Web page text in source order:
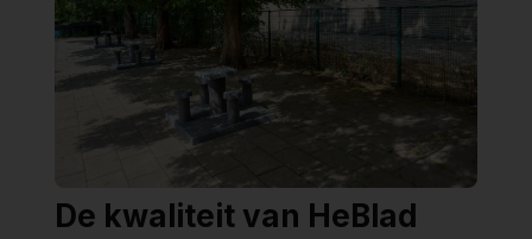
De kwaliteit van HeBlad